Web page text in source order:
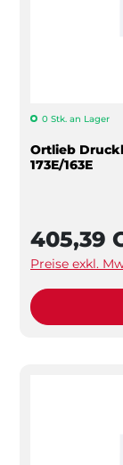
0 Stk. an Lager
Ortlieb
173E/163E
405,39
Preise exkl.